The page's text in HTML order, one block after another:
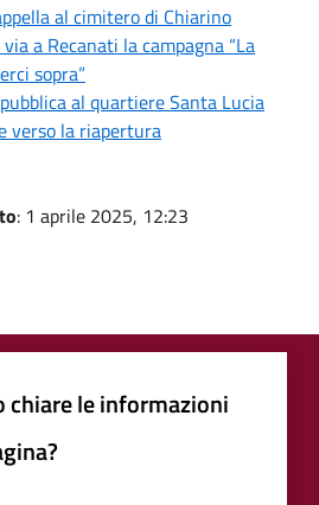
al cimitero di Chiarino
a Recanati la campagna “La
sopra”
al quartiere Santa Lucia
verso la riapertura
: 1 aprile 2025, 12:23
chiare le informazioni